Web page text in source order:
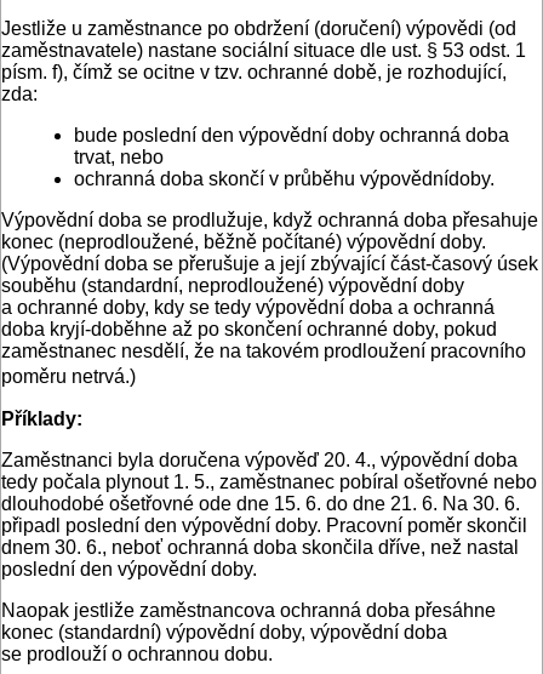
Jestliže u zaměstnance po obdržení (doručení) výpovědi (od
zaměstnavatele) nastane sociální situace dle ust. § 53 odst. 1
písm. f), čímž se ocitne v tzv. ochranné době, je rozhodující,
zda:
bude poslední den výpovědní doby ochranná doba
trvat, nebo
ochranná doba skončí v průběhu výpovědnídoby.
Výpovědní doba se prodlužuje, když ochranná doba přesahuje
konec (neprodloužené, běžně počítané) výpovědní doby.
(Výpovědní doba se přerušuje a její zbývající část-časový úsek
souběhu (standardní, neprodloužené) výpovědní doby
a ochranné doby, kdy se tedy výpovědní doba a ochranná
doba kryjí-doběhne až po skončení ochranné doby, pokud
zaměstnanec nesdělí, že na takovém prodloužení pracovního
poměru netrvá.)
Příklady:
Zaměstnanci byla doručena výpověď 20. 4., výpovědní doba
tedy počala plynout 1. 5., zaměstnanec pobíral ošetřovné nebo
dlouhodobé ošetřovné ode dne 15. 6. do dne 21. 6. Na 30. 6.
připadl poslední den výpovědní doby. Pracovní poměr skončil
dnem 30. 6., neboť ochranná doba skončila dříve, než nastal
poslední den výpovědní doby.
Naopak jestliže zaměstnancova ochranná doba přesáhne
konec (standardní) výpovědní doby, výpovědní doba
se prodlouží o ochrannou dobu.